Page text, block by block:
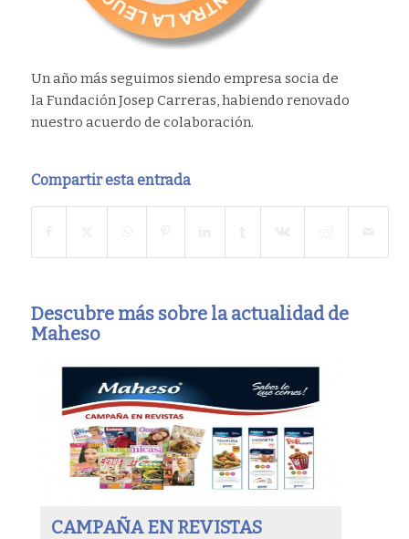
Un año más seguimos siendo empresa socia de
la Fundación Josep Carreras, habiendo renovado
nuestro acuerdo de colaboración.
Compartir esta entrada
Descubre más sobre la actualidad de
Maheso
CAMPAÑA EN REVISTAS